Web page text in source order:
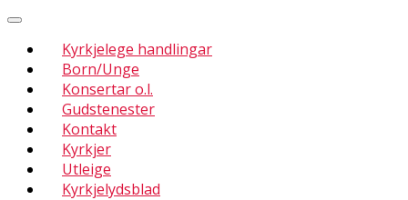
Kyrkjelege handlingar
Born/Unge
Konsertar o.l.
Gudstenester
Kontakt
Kyrkjer
Utleige
Kyrkjelydsblad